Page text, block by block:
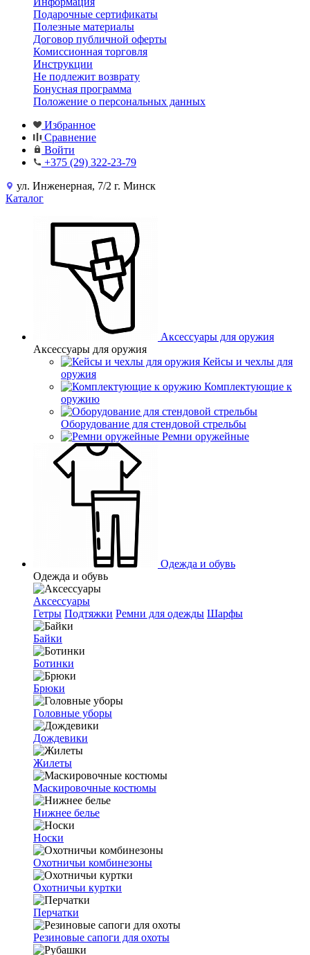
Подарочные сертификаты
Полезные материалы
Договор публичной оферты
Комиссионная торговля
Инструкции
Не подлежит возврату
Бонусная программа
Положение о персональных данных
Избранное
Сравнение
Войти
+375 (29) 322-23-79
ул. Инженерная, 7/2 г. Минск
Каталог
Аксессуары для оружия
Аксессуары для оружия
Кейсы и чехлы для
оружия
Комплектующие к
оружию
Оборудование для стендовой стрельбы
Ремни оружейные
Одежда и обувь
Одежда и обувь
Аксессуары
Гетры Подтяжки Ремни для одежды Шарфы
Байки
Ботинки
Брюки
Головные уборы
Дождевики
Жилеты
Маскировочные костюмы
Нижнее белье
Носки
Охотничьи комбинезоны
Охотничьи куртки
Перчатки
Резиновые сапоги для охоты